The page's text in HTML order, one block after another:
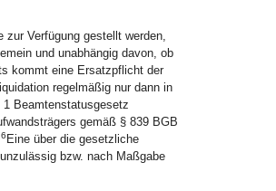
Verfügung gestellt werden,
und unabhängig davon, ob
kommt eine Ersatzpflicht der
regelmäßig nur dann in
Beamtenstatusgesetz
gemäß § 839 BGB
6 Eine über die gesetzliche
bzw. nach Maßgabe